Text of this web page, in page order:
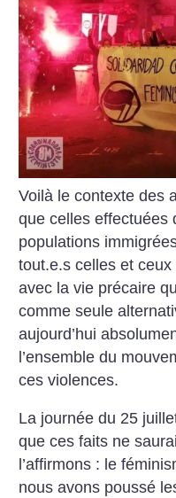
Voilà le contexte des
que celles effectuées
populations
tout.e.s celles et ceux
avec la vie précaire
comme seule
aujourd’hui
l’ensemble du
ces violences.
La journée du 25
que ces faits ne
l’affirmons : le
nous avons poussé